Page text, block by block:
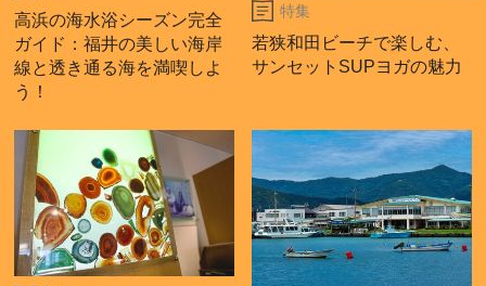
高浜の海水浴シーズン完全
ガイド：福井の美しい海岸
線と透き通る海を満喫しよ
う！
特集
若狭和田ビーチで楽しむ、
サンセットSUPヨガの魅力